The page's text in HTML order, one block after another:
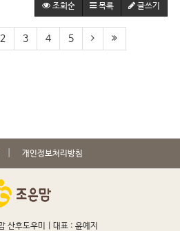
조회순 목록 글쓰기
2 3 4 5
개인정보처리방침
산후도우미 | 대표 : 윤예지